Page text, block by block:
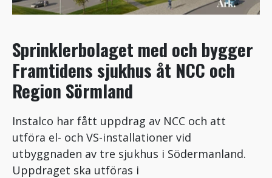
Sprinklerbolaget med och bygger
Framtidens sjukhus åt NCC och
Region Sörmland
Instalco har fått uppdrag av NCC och att
utföra el- och VS-installationer vid
utbyggnaden av tre sjukhus i Södermanland.
Uppdraget ska utföras i